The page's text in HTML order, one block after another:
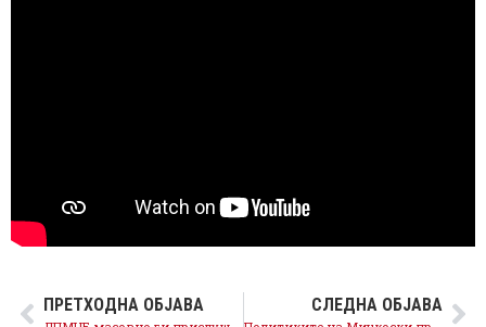
ПРЕТХОДНА ОБЈАВА СЛЕДНА ОБЈАВА